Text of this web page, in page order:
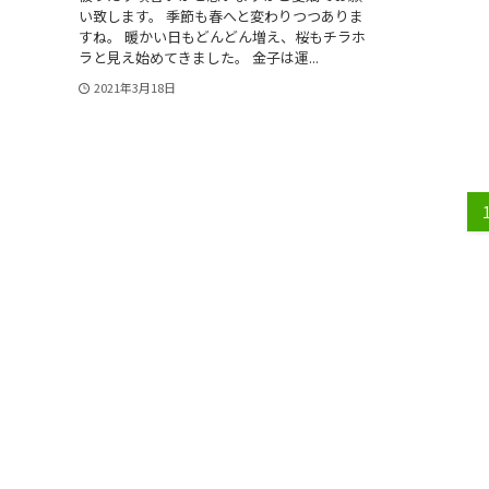
い致します。 季節も春へと変わりつつありま
すね。 暖かい日もどんどん増え、桜もチラホ
ラと見え始めてきました。 金子は運...
2021年3月18日
1